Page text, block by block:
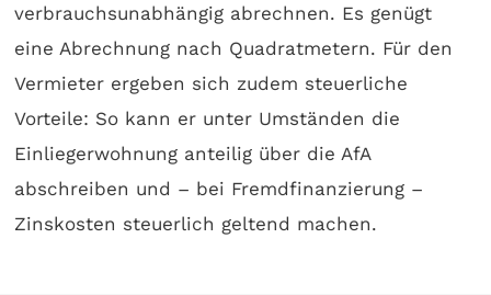
verbrauchsunabhängig abrechnen. Es genügt
eine Abrechnung nach Quadratmetern. Für den
Vermieter ergeben sich zudem steuerliche
Vorteile: So kann er unter Umständen die
Einliegerwohnung anteilig über die AfA
abschreiben und – bei Fremdfinanzierung –
Zinskosten steuerlich geltend machen.